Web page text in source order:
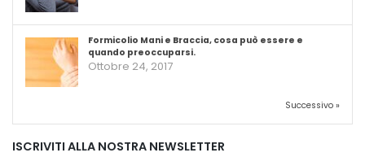
Formicolio Mani e Braccia, cosa può essere e
quando preoccuparsi.
Ottobre 24, 2017
Successivo »
ISCRIVITI ALLA NOSTRA NEWSLETTER